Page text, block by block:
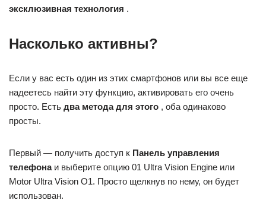
эксклюзивная технология .
Насколько активны?
Если у вас есть один из этих смартфонов или вы все еще
надеетесь найти эту функцию, активировать его очень
просто. Есть два метода для этого , оба одинаково
просты.
Первый — получить доступ к Панель управления
телефонаи выберите опцию 01 Ultra Vision Engine или
Motor Ultra Vision O1. Просто щелкнув по нему, он будет
использован.